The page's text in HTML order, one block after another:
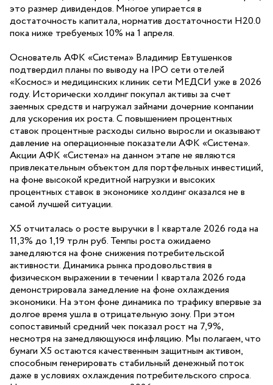
это размер дивидендов. Многое упирается в
достаточность капитала, норматив достаточности Н20.0
пока ниже требуемых 10% на 1 апреля.
Основатель АФК «Система» Владимир Евтушенков
подтвердил планы по выводу на IPO сети отелей
«Космос» и медицинских клиник сети МЕДСИ уже в 2026
году. Исторически холдинг покупал активы за счет
заемных средств и нагружал займами дочерние компании
для ускорения их роста. С повышением процентных
ставок процентные расходы сильно выросли и оказывают
давление на операционные показатели АФК «Система».
Акции АФК «Система» на данном этапе не являются
привлекательным объектом для портфельных инвестиций,
на фоне высокой кредитной нагрузки и высоких
процентных ставок в экономике холдинг оказался не в
самой лучшей ситуации.
Х5 отчиталась о росте выручки в I квартале 2026 года на
11,3% до 1,19 трлн руб. Темпы роста ожидаемо
замедляются на фоне снижения потребительской
активности. Динамика рынка продовольствия в
физическом выражении в течении I квартала 2026 года
демонстрировала замедление на фоне охлаждения
экономики. На этом фоне динамика по трафику впервые за
долгое время ушла в отрицательную зону. При этом
сопоставимый средний чек показал рост на 7,9%,
несмотря на замедляющуюся инфляцию. Мы полагаем, что
бумаги X5 остаются качественным защитным активом,
способным генерировать стабильный денежный поток
даже в условиях охлаждения потребительского спроса.